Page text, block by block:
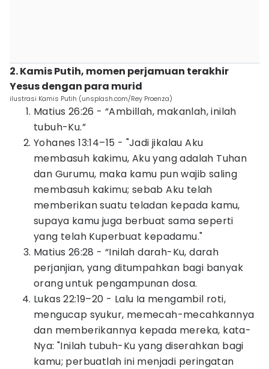
2. Kamis Putih, momen perjamuan terakhir
Yesus dengan para murid
ilustrasi Kamis Putih (unsplash.com/Rey Proenza)
Matius 26:26 - “Ambillah, makanlah, inilah
tubuh-Ku.”
Yohanes 13:14–15 - "Jadi jikalau Aku
membasuh kakimu, Aku yang adalah Tuhan
dan Gurumu, maka kamu pun wajib saling
membasuh kakimu; sebab Aku telah
memberikan suatu teladan kepada kamu,
supaya kamu juga berbuat sama seperti
yang telah Kuperbuat kepadamu."
Matius 26:28 - “Inilah darah-Ku, darah
perjanjian, yang ditumpahkan bagi banyak
orang untuk pengampunan dosa.
Lukas 22:19–20 - Lalu Ia mengambil roti,
mengucap syukur, memecah-mecahkannya
dan memberikannya kepada mereka, kata-
Nya: "Inilah tubuh-Ku yang diserahkan bagi
kamu; perbuatlah ini menjadi peringatan